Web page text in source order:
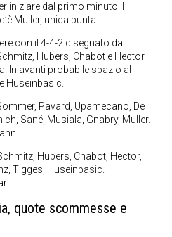
iniziare dal primo minuto il
Muller, unica punta.
con il 4-4-2 disegnato dal
Hubers, Chabot e Hector
In avanti probabile spazio al
Huseinbasic.
Pavard, Upamecano, De
Sané, Musiala, Gnabry, Muller.
Hubers, Chabot, Hector,
Tigges, Huseinbasic.
quote scommesse e